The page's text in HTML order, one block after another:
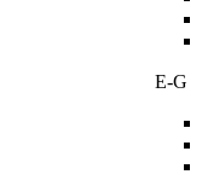
E-G